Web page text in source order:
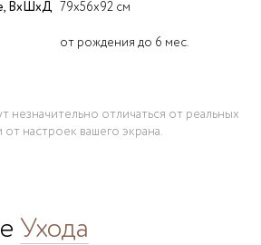
ВхШхД 79х56х92 см
от рождения до 6 мес.
незначительно отличаться от реальных
от настроек вашего экрана.
Ухода